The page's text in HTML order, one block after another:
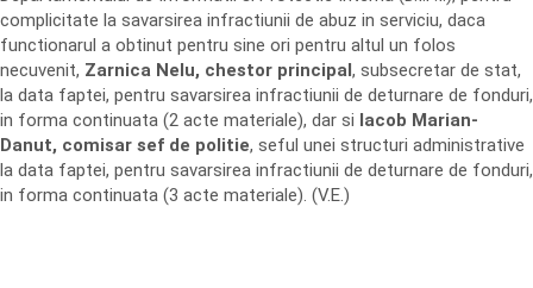
complicitate la savarsirea infractiunii de abuz in serviciu, daca
functionarul a obtinut pentru sine ori pentru altul un folos
necuvenit, Zarnica Nelu, chestor principal, subsecretar de stat,
la data faptei, pentru savarsirea infractiunii de deturnare de fonduri,
in forma continuata (2 acte materiale), dar si Iacob Marian-
Danut, comisar sef de politie, seful unei structuri administrative
la data faptei, pentru savarsirea infractiunii de deturnare de fonduri,
in forma continuata (3 acte materiale). (V.E.)